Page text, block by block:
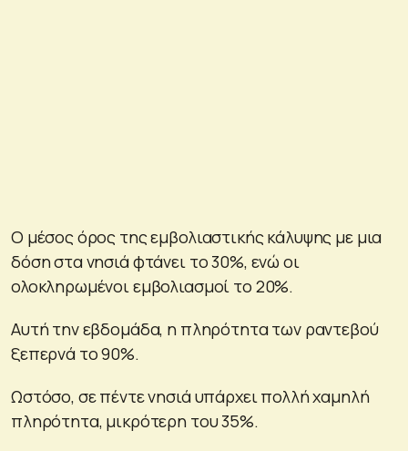
Ο μέσος όρος της εμβολιαστικής κάλυψης με μια
δόση στα νησιά φτάνει το 30%, ενώ οι
ολοκληρωμένοι εμβολιασμοί το 20%.
Αυτή την εβδομάδα, η πληρότητα των ραντεβού
ξεπερνά το 90%.
Ωστόσο, σε πέντε νησιά υπάρχει πολλή χαμηλή
πληρότητα, μικρότερη του 35%.